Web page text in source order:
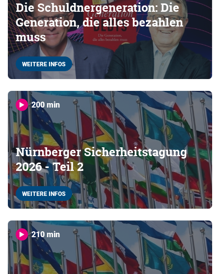
Die Schuldnergeneration: Die
Generation, die alles bezahlen
muss
WEITERE INFOS
200 min
Nürnberger Sicherheitstagung
2026 - Teil 2
WEITERE INFOS
210 min